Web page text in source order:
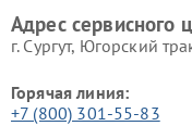
Адрес сервисного
г. Сургут, Югорский
Горячая линия:
+7 (800) 301-55-83